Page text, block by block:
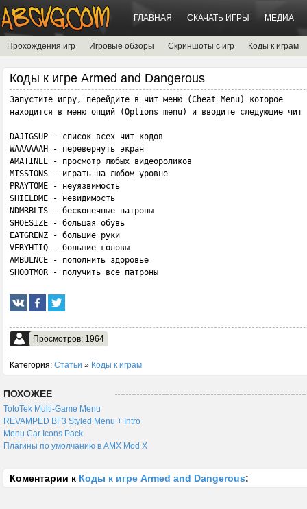
ГЛАВНАЯ СКАЧАТЬ ИГРЫ МЕДИА
Прохождения игр Игровые обзоры Скриншоты с игр Коды к играм
Коды к игре Armed and Dangerous
Запустите игру, перейдите в чит меню (Cheat Menu) которое
находится в меню опций (Options menu) и вводите следующие чит
DAJIGSUP - список всех чит кодов
WAAAAAAH - перевернуть экран
AMATINEE - просмотр любых видеороликов
MISSIONS - играть на любом уровне
PRAYTOME - неуязвимость
SHIELDME - невидимость
NDMRBLTS - бесконечные патроны
SHOESIZE - большая обувь
EATGRENZ - большие руки
VERYHIIQ - большие головы
AMBULNCE - пополнить здоровье
SHOOTMOR - получить все патроны
Просмотров: 1964
Категория: Статьи » Коды к играм
ПОХОЖЕЕ
TotoTek Multi-Game Menu
REVAMPED BF3 Styled Menu + Intro
Menu Car Icons Pack
Плагины по умолчанию в AMX Mod X
Коментарии к Коды к игре Armed and Dangerous: